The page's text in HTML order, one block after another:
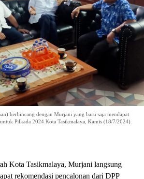
berbincang dengan Murjani yang baru saja mendapat
Pilkada 2024 Kota Tasikmalaya, Kamis (18/7/2024).
Kota Tasikmalaya, Murjani langsung
rekomendasi pencalonan dari DPP